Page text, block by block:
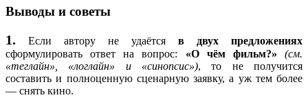
понимает и погибает.
»
Выводы и советы
1. Если автору не удаётся в двух предложениях
сформулировать ответ на вопрос: «О чём фильм?»
(см.
«теглайн», «логлайн» и «синопсис»), то не получится
составить и полноценную сценарную заявку, а уж тем более
— снять кино.